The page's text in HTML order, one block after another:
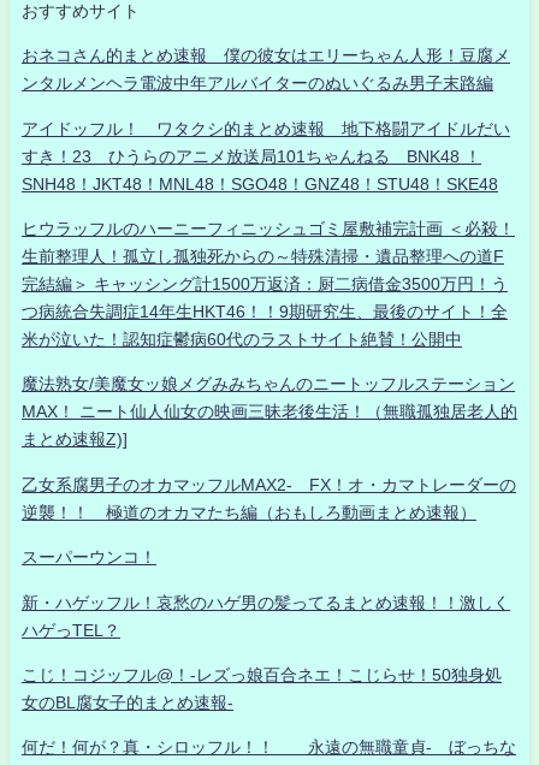
おすすめサイト
おネコさん的まとめ速報 僕の彼女はエリーちゃん人形！豆腐メ
ンタルメンヘラ電波中年アルバイターのぬいぐるみ男子末路編
アイドッフル！ ワタクシ的まとめ速報 地下格闘アイドルだい
すき！23 ひうらのアニメ放送局101ちゃんねる BNK48 ！
SNH48！JKT48！MNL48！SGO48！GNZ48！STU48！SKE48
ヒウラッフルのハーニーフィニッシュゴミ屋敷補完計画 ＜必殺！
生前整理人！孤立し孤独死からの～特殊清掃・遺品整理への道F
完結編＞ キャッシング計1500万返済：厨二病借金3500万円！う
つ病統合失調症14年生HKT46！！9期研究生、最後のサイト！全
米が泣いた！認知症鬱病60代のラストサイト絶賛！公開中
魔法熟女/美魔女ッ娘メグみみちゃんのニートッフルステーション
MAX！ ニート仙人仙女の映画三昧老後生活！（無職孤独居老人的
まとめ速報Z)]
乙女系腐男子のオカマッフルMAX2- FX！オ・カマトレーダーの
逆襲！！ 極道のオカマたち編（おもしろ動画まとめ速報）
スーパーウンコ！
新・ハゲッフル！哀愁のハゲ男の髪ってるまとめ速報！！激しく
ハゲっTEL？
こじ！コジッフル@！-レズっ娘百合ネエ！こじらせ！50独身処
女のBL腐女子的まとめ速報-
何だ！何が？真・シロッフル！！ 永遠の無職童貞- ぼっちな